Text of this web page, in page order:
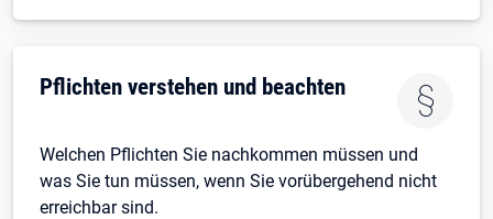
Pflichten verstehen und beachten
Welchen Pflichten Sie nachkommen müssen und
was Sie tun müssen, wenn Sie vorübergehend nicht
erreichbar sind.